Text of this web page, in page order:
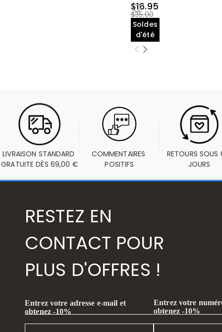
$16.95
$35.00
Soldes
d'été
LIVRAISON STANDARD
GRATUITE DÈS 69,00 €
COMMENTAIRES
POSITIFS
RETOURS SOUS
JOURS
RESTEZ EN
CONTACT POUR
PLUS D'OFFRES !
Entrez votre adresse e-mail et
obtenez -10%
Entrez votre
obtenez -10%